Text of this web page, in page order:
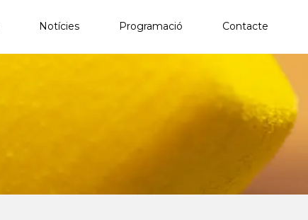
Notícies Programació Contacte